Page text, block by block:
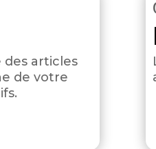
des articles
de votre